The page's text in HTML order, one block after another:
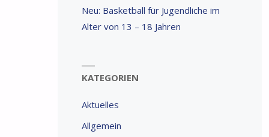
Neu: Basketball für Jugendliche im
Alter von 13 – 18 Jahren
KATEGORIEN
Aktuelles
Allgemein